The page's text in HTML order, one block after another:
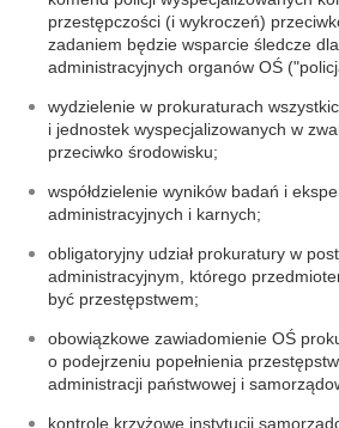
przestępczości (i wykroczeń)
zadaniem będzie wsparcie śledcze dla
administracyjnych organów OŚ
wydzielenie w prokuraturach
i jednostek wyspecjalizowanych w
przeciwko środowisku;
współdzielenie wyników badań i
administracyjnych i karnych;
obligatoryjny udział prokuratury w
administracyjnym, którego
być przestępstwem;
obowiązkowe zawiadomienie OŚ
o podejrzeniu popełnienia
administracji państwowej i
kontrole krzyżowe instytucji